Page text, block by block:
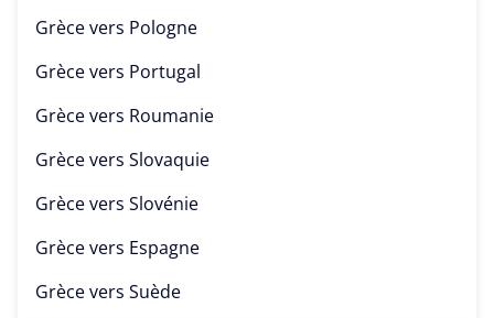
Grèce vers Pologne
Grèce vers Portugal
Grèce vers Roumanie
Grèce vers Slovaquie
Grèce vers Slovénie
Grèce vers Espagne
Grèce vers Suède